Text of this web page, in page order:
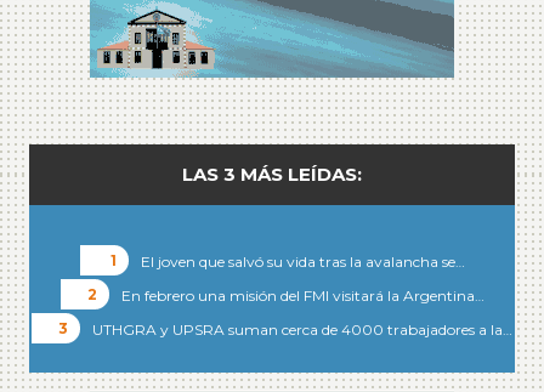
LAS 3 MÁS LEÍDAS:
El joven que salvó su vida tras la avalancha se…
En febrero una misión del FMI visitará la Argentina…
UTHGRA y UPSRA suman cerca de 4000 trabajadores a la…